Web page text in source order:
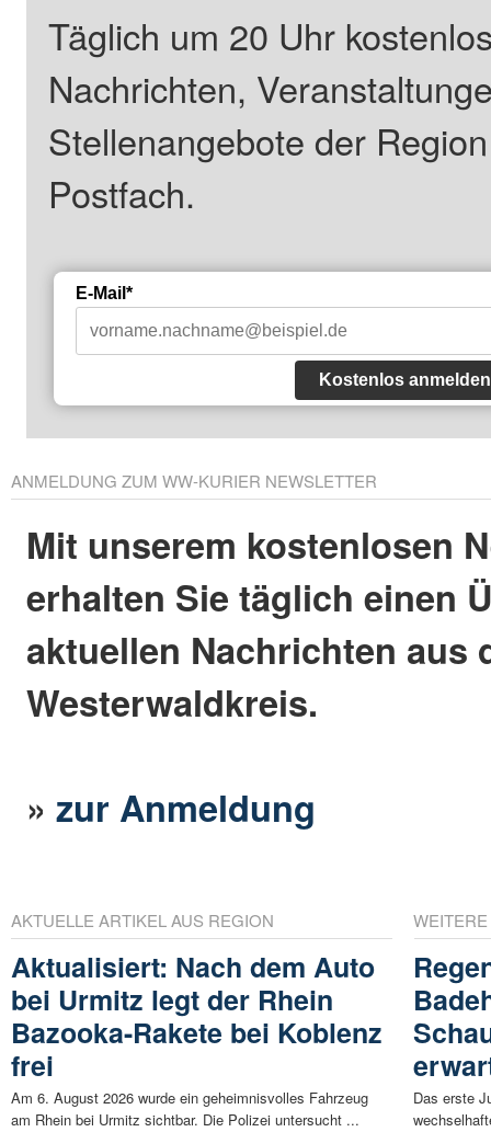
Täglich um 20 Uhr
Nachrichten,
Stellenangebote der
Postfach.
E-Mail*
Kostenlos anmelden
ANMELDUNG ZUM WW-KURIER NEWSLETTER
Mit unserem kostenlosen
erhalten Sie täglich einen
aktuellen Nachrichten aus
Westerwaldkreis.
»zur Anmeldung
AKTUELLE ARTIKEL AUS REGION
Aktualisiert: Nach dem Auto
bei Urmitz legt der Rhein
Bazooka-Rakete bei Koblenz
frei
Am 6. August 2026 wurde ein geheimnisvolles Fahrzeug
am Rhein bei Urmitz sichtbar. Die Polizei untersucht ...
Das erste